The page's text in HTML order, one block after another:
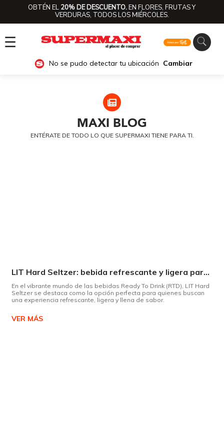
OBTÉN EL 20% DE DESCUENTO.EN FLORES, FRUTAS Y
VERDURAS, TODOS LOS MIÉRCOLES.
☰
No se pudo detectar tu ubicación Cambiar
MAXI BLOG
ENTÉRATE DE TODO LO QUE SUPERMAXI TIENE PARA TI.
LIT Hard Seltzer: bebida refrescante y ligera para disfrutar de este verano
En el vibrante mundo de las bebidas Ready To Drink (RTD), LIT Hard
Seltzer se destaca como la opción perfecta para quienes buscan
una experiencia refrescante, ligera y llena de sabor.
VER MÁS